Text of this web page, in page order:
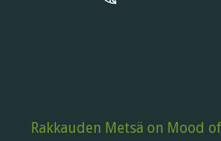
Rakkauden Metsä on Mood